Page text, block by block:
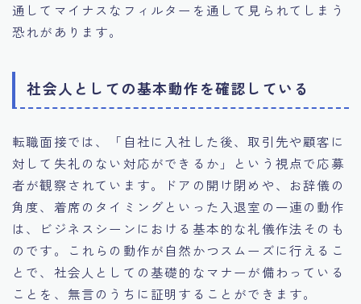
通してマイナスなフィルターを通して見られてしまう
恐れがあります。
社会人としての基本動作を確認している
転職面接では、「自社に入社した後、取引先や顧客に
対して失礼のない対応ができるか」という視点で応募
者が観察されています。ドアの開け閉めや、お辞儀の
角度、着席のタイミングといった入退室の一連の動作
は、ビジネスシーンにおける基本的な礼儀作法そのも
のです。これらの動作が自然かつスムーズに行えるこ
とで、社会人としての基礎的なマナーが備わっている
ことを、無言のうちに証明することができます。